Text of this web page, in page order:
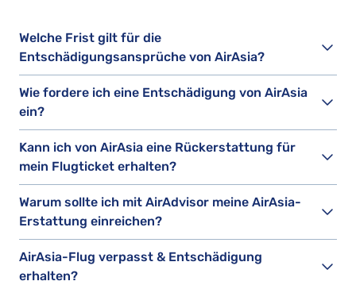
Welche Frist gilt für die
Entschädigungsansprüche von AirAsia?
Wie fordere ich eine Entschädigung von AirAsia
ein?
Kann ich von AirAsia eine Rückerstattung für
mein Flugticket erhalten?
Warum sollte ich mit AirAdvisor meine AirAsia-
Erstattung einreichen?
AirAsia-Flug verpasst & Entschädigung
erhalten?